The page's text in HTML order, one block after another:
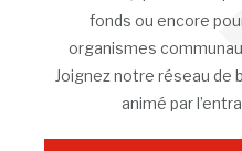
fonds ou encore
organismes
Joignez notre réseau
animé par